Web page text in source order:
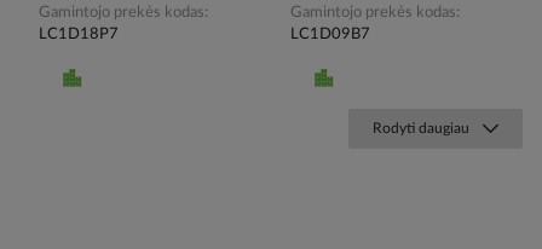
Gamintojo prekės kodas
LC1D18P7
Gamintojo prekės kodas
LC1D09B7
Rodyti daugiau